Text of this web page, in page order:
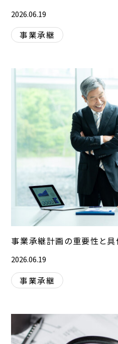
2026.06.19
事業承継
事業承継計画の重要性と
2026.06.19
事業承継